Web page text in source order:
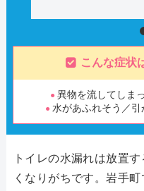
こんな症状
異物を流してしま
水があふれそう／引
トイレの水漏れは放置
くなりがちです。岩手